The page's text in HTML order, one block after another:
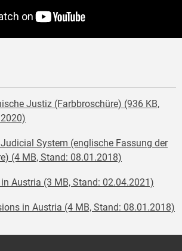
Justiz (Farbbroschüre) (936 KB,
System (englische Fassung der
(4 MB, Stand: 08.01.2018)
Austria (3 MB, Stand: 02.04.2021)
in Austria (4 MB, Stand: 08.01.2018)